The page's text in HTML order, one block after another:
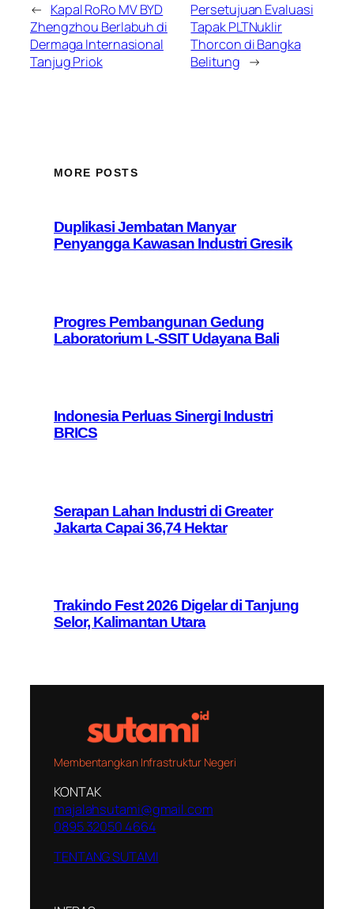
← Kapal RoRo MV BYD
Zhengzhou Berlabuh di
Dermaga Internasional
Tanjug Priok
Persetujuan Evaluasi
Tapak PLTNuklir
Thorcon di Bangka
Belitung →
MORE POSTS
Duplikasi Jembatan Manyar
Penyangga Kawasan Industri Gresik
Progres Pembangunan Gedung
Laboratorium L-SSIT Udayana Bali
Indonesia Perluas Sinergi Industri
BRICS
Serapan Lahan Industri di Greater
Jakarta Capai 36,74 Hektar
Trakindo Fest 2026 Digelar di Tanjung
Selor, Kalimantan Utara
Membentangkan Infrastruktur Negeri
KONTAK
majalahsutami@gmail.com
0895 32050 4664
TENTANG SUTAMI